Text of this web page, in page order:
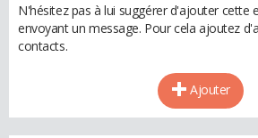
N'hésitez pas à lui suggérer d'ajouter cette
envoyant un message. Pour cela ajoutez
contacts.
Ajouter